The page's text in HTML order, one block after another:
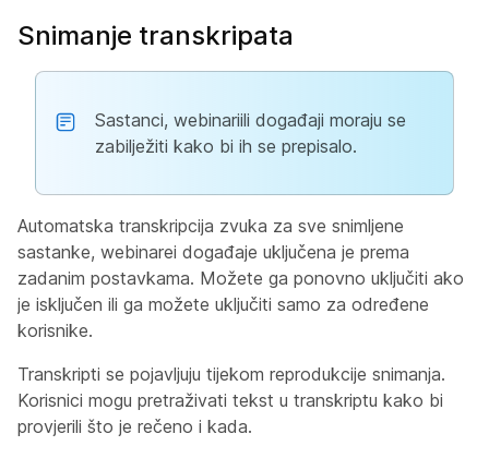
Snimanje transkripata
Sastanci, webinariili događaji moraju se
zabilježiti kako bi ih se prepisalo.
Automatska transkripcija zvuka za sve snimljene
sastanke, webinarei događaje uključena je prema
zadanim postavkama. Možete ga ponovno uključiti ako
je isključen ili ga možete uključiti samo za određene
korisnike.
Transkripti se pojavljuju tijekom reprodukcije snimanja.
Korisnici mogu pretraživati tekst u transkriptu kako bi
provjerili što je rečeno i kada.